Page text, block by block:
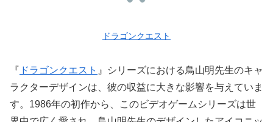
ドラゴンクエスト
『 ドラゴンクエスト 』シリーズにおける鳥山明先生のキャ
ラクターデザインは、彼の収益に大きな影響を与えていま
す。1986年の初作から、このビデオゲームシリーズは世